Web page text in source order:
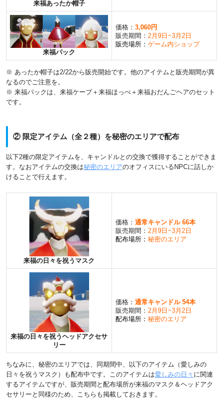
来福あったか帽子
来福パック
価格： 3,060円
販売期間： 2月9日~3月2日
販売場所： ゲーム内ショップ
※ あったか帽子は2/22から販売開始です。他のアイテムと販売期間が異
なるのでご注意を。
※ 来福パックは、来福ケープ＋来福ほっぺ＋来福おだんごヘアのセット
です。
② 限定アイテム（全２種）を秘密のエリアで配布
以下2種の限定アイテムを、キャンドルとの交換で獲得することができま
す。なおアイテムの交換は秘密のエリアのオフィスにいるNPCに話しか
けることで行えます。
来福の日々を祝うマスク
価格： 通常キャンドル 66本
販売期間： 2月9日~3月2日
配布場所： 秘密のエリア
来福の日々を祝うヘッドアクセサ
リー
価格： 通常キャンドル 54本
販売期間： 2月9日~3月2日
配布場所： 秘密のエリア
ちなみに、秘密のエリアでは、同期間中、以下のアイテム（愛しみの
日々を祝うマスク）も配布中です。このアイテムは愛しみの日々 に関連
するアイテムですが、販売期間と配布場所が来福のマスク＆ヘッドアク
セサリーと同様のため、こちらも掲載しておきます。